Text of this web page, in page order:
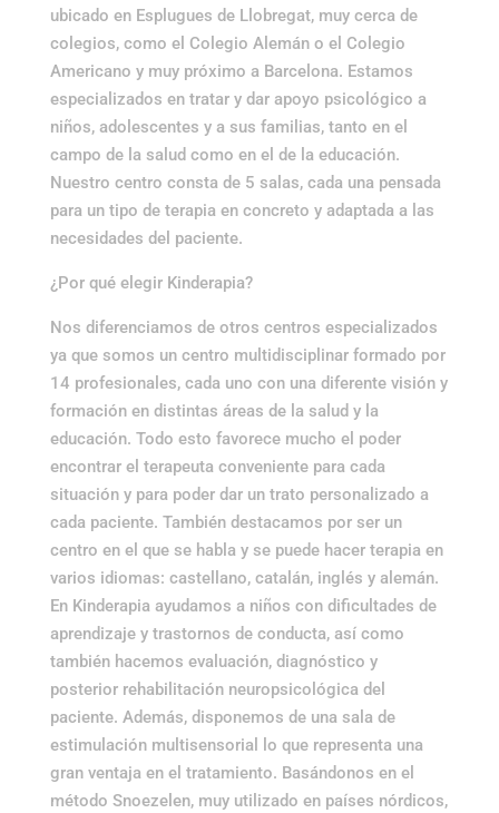
ubicado en Esplugues de Llobregat, muy cerca de
colegios, como el Colegio Alemán o el Colegio
Americano y muy próximo a Barcelona. Estamos
especializados en tratar y dar apoyo psicológico a
niños, adolescentes y a sus familias, tanto en el
campo de la salud como en el de la educación.
Nuestro centro consta de 5 salas, cada una pensada
para un tipo de terapia en concreto y adaptada a las
necesidades del paciente.
¿Por qué elegir Kinderapia?
Nos diferenciamos de otros centros especializados
ya que somos un centro multidisciplinar formado por
14 profesionales, cada uno con una diferente visión y
formación en distintas áreas de la salud y la
educación. Todo esto favorece mucho el poder
encontrar el terapeuta conveniente para cada
situación y para poder dar un trato personalizado a
cada paciente. También destacamos por ser un
centro en el que se habla y se puede hacer terapia en
varios idiomas: castellano, catalán, inglés y alemán.
En Kinderapia ayudamos a niños con dificultades de
aprendizaje y trastornos de conducta, así como
también hacemos evaluación, diagnóstico y
posterior rehabilitación neuropsicológica del
paciente. Además, disponemos de una sala de
estimulación multisensorial lo que representa una
gran ventaja en el tratamiento. Basándonos en el
método Snoezelen, muy utilizado en países nórdicos,